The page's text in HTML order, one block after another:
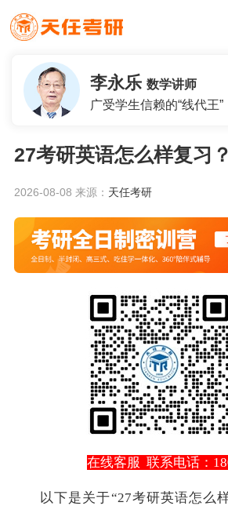
李永乐 数学讲师
广受学生信赖的“线代王”
27考研英语怎么样复习？
2026-08-08 来源： 天任考研
在线客服 联系电话：
以下是关于“27考研英语怎么